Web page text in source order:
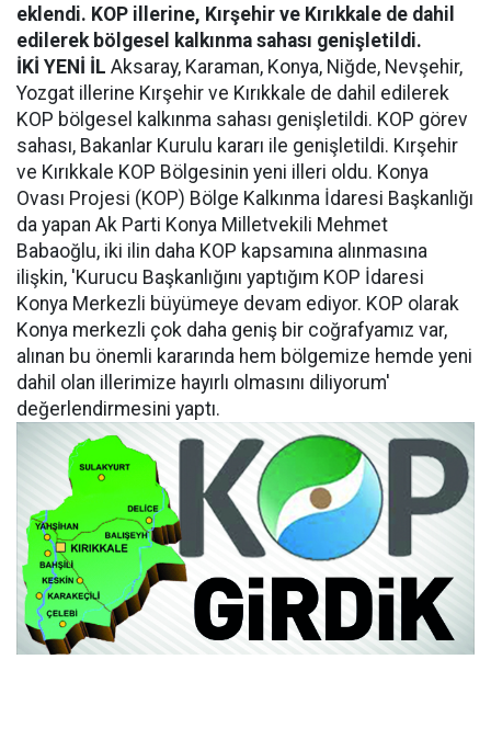
eklendi. KOP illerine, Kırşehir ve Kırıkkale de dahil
edilerek bölgesel kalkınma sahası genişletildi.
İKİ YENİ İL Aksaray, Karaman, Konya, Niğde, Nevşehir,
Yozgat illerine Kırşehir ve Kırıkkale de dahil edilerek
KOP bölgesel kalkınma sahası genişletildi. KOP görev
sahası, Bakanlar Kurulu kararı ile genişletildi. Kırşehir
ve Kırıkkale KOP Bölgesinin yeni illeri oldu. Konya
Ovası Projesi (KOP) Bölge Kalkınma İdaresi Başkanlığı
da yapan Ak Parti Konya Milletvekili Mehmet
Babaoğlu, iki ilin daha KOP kapsamına alınmasına
ilişkin, 'Kurucu Başkanlığını yaptığım KOP İdaresi
Konya Merkezli büyümeye devam ediyor. KOP olarak
Konya merkezli çok daha geniş bir coğrafyamız var,
alınan bu önemli kararında hem bölgemize hemde yeni
dahil olan illerimize hayırlı olmasını diliyorum'
değerlendirmesini yaptı.